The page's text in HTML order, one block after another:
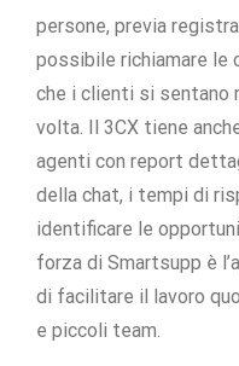
persone, previa
possibile richiamare le
che i clienti si sentano
volta. Il 3CX tiene
agenti con report
della chat, i tempi di
identificare le
forza di Smartsupp è
di facilitare il lavoro
e piccoli team.